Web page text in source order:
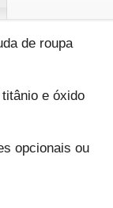
de roupa
e óxido
opcionais ou